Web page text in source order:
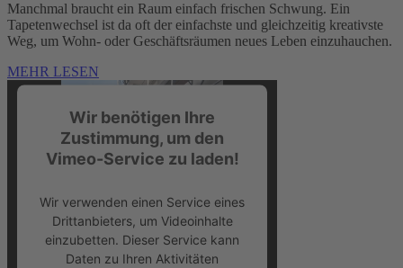
Manchmal braucht ein Raum einfach frischen Schwung. Ein
Tapetenwechsel ist da oft der einfachste und gleichzeitig kreativste
Weg, um Wohn- oder Geschäftsräumen neues Leben einzuhauchen.
MEHR LESEN
Wir benötigen Ihre
Zustimmung, um den
Vimeo-Service zu laden!
Wir verwenden einen Service eines
Drittanbieters, um Videoinhalte
einzubetten. Dieser Service kann
Daten zu Ihren Aktivitäten